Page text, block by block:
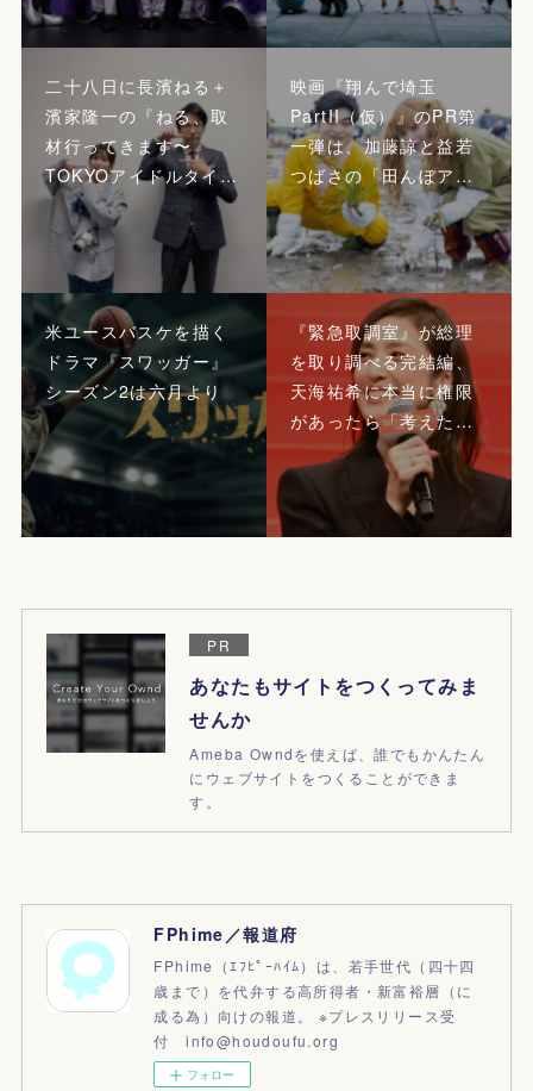
二十八日に長濱ねる＋
濱家隆一の『ねる、取
材行ってきます〜
TOKYOアイドルタイ…
映画『翔んで埼玉
PartII（仮）』のPR第
一弾は、加藤諒と益若
つばさの「田んぼア…
米ユースバスケを描く
ドラマ『スワッガー』
シーズン2は六月より
『緊急取調室』が総理
を取り調べる完結編、
天海祐希に本当に権限
があったら「考えた…
PR
あなたもサイトをつくってみま
せんか
Ameba Owndを使えば、誰でもかんたん
にウェブサイトをつくることができま
す。
FPhime／報道府
FPhime（ｴﾌﾋﾟｰﾊｲﾑ）は、若手世代（四十四
歳まで）を代弁する高所得者・新富裕層（に
成る為）向けの報道。 ※プレスリリース受
付 info@houdoufu.org
フォロー